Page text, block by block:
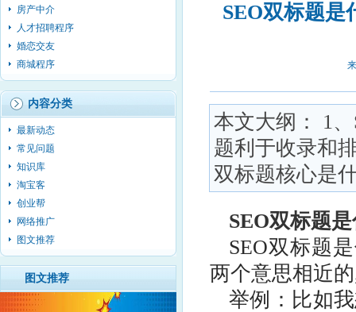
房产中介
人才招聘程序
婚恋交友
商城程序
内容分类
最新动态
常见问题
知识库
淘宝客
创业帮
网络推广
图文推荐
图文推荐
SEO双标题是
本文大纲： 1
题利于收录和
双标题核心是
SEO双标题
SEO双标题
两个意思相近
举例：比如